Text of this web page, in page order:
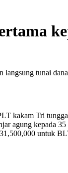
tunai
kakam Tri
agung kepada
untuk